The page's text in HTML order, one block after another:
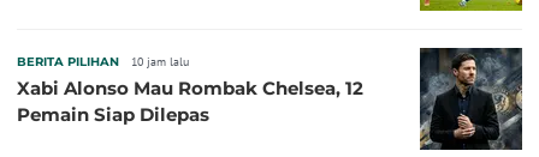
BERITA PILIHAN 10 jam lalu
Xabi Alonso Mau Rombak Chelsea, 12
Pemain Siap Dilepas